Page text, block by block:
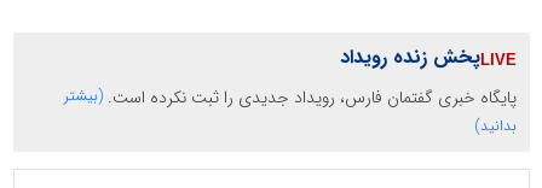
پخش زنده رویداد
پایگاه خبری گفتمان فارس، رویداد جدیدی را ثبت نکرده است. (بیشتر
بدانید)